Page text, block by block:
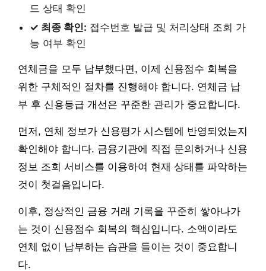
드 상태 확인
✓ 최종 확인: 접수번호 발급 및 처리상태 조회 가
능 여부 확인
연체금을 모두 납부했다면, 이제 신용점수 회복을
위한 구체적인 절차를 진행해야 합니다. 연체금 납
부 후 신용등급 개선은 꾸준한 관리가 중요합니다.
먼저, 연체 정보가 신용평가 시스템에 반영되었는지
확인해야 합니다. 금융기관에 직접 문의하거나 신용
정보 조회 서비스를 이용하여 현재 상태를 파악하는
것이 첫걸음입니다.
이후, 정상적인 금융 거래 기록을 꾸준히 쌓아나가
는 것이 신용점수 회복의 핵심입니다. 소액이라도
연체 없이 납부하는 습관을 들이는 것이 중요합니
다.